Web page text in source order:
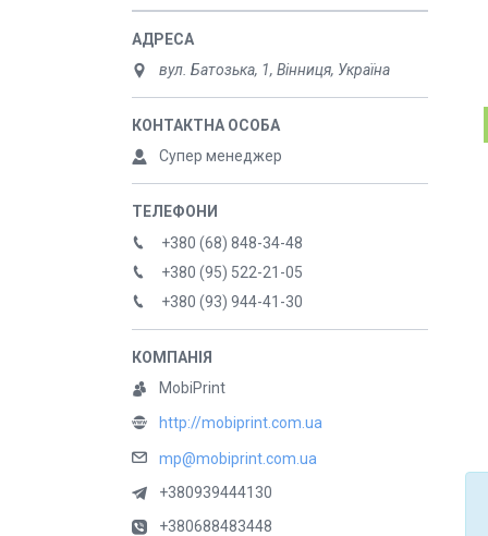
вул. Батозька, 1, Вінниця, Україна
Супер менеджер
+380 (68) 848-34-48
+380 (95) 522-21-05
+380 (93) 944-41-30
MobiPrint
http://mobiprint.com.ua
mp@mobiprint.com.ua
+380939444130
+380688483448